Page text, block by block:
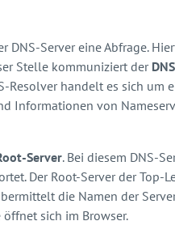
Server eine Abfrage.
Stelle kommuniziert der
handelt es sich um
Informationen von
Server. Bei diesem DNS-
Der Root-Server der
die Namen der
sich im Browser.